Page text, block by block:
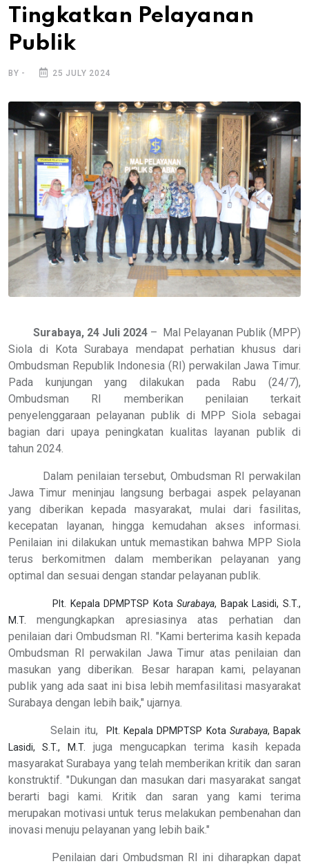
Tingkatkan Pelayanan
Publik
BY - 25 JULY 2024
Surabaya, 24 Juli 2024 – Mal Pelayanan Publik (MPP)
Siola di Kota Surabaya mendapat perhatian khusus dari
Ombudsman Republik Indonesia (RI) perwakilan Jawa Timur.
Pada kunjungan yang dilakukan pada Rabu (24/7),
Ombudsman RI memberikan penilaian terkait
penyelenggaraan pelayanan publik di MPP Siola sebagai
bagian dari upaya peningkatan kualitas layanan publik di
tahun 2024.
Dalam penilaian tersebut, Ombudsman RI perwakilan
Jawa Timur meninjau langsung berbagai aspek pelayanan
yang diberikan kepada masyarakat, mulai dari fasilitas,
kecepatan layanan, hingga kemudahan akses informasi.
Penilaian ini dilakukan untuk memastikan bahwa MPP Siola
terus berkomitmen dalam memberikan pelayanan yang
optimal dan sesuai dengan standar pelayanan publik.
Plt. Kepala DPMPTSP KotaSurabaya, Bapak Lasidi, S.T.,
M.T.
mengungkapkan apresiasinya atas perhatian dan
penilaian dari Ombudsman RI. "Kami berterima kasih kepada
Ombudsman RI perwakilan Jawa Timur atas penilaian dan
masukan yang diberikan. Besar harapan kami, pelayanan
publik yang ada saat ini bisa lebih memfasilitasi masyarakat
Surabaya dengan lebih baik," ujarnya.
Selain itu, Plt. Kepala DPMPTSP Kota Surabaya, Bapak
Lasidi, S.T., M.T.
juga mengucapkan terima kasih kepada
masyarakat Surabaya yang telah memberikan kritik dan saran
konstruktif. "Dukungan dan masukan dari masyarakat sangat
berarti bagi kami. Kritik dan saran yang kami terima
merupakan motivasi untuk terus melakukan pembenahan dan
inovasi menuju pelayanan yang lebih baik."
Penilaian dari Ombudsman RI ini diharapkan dapat